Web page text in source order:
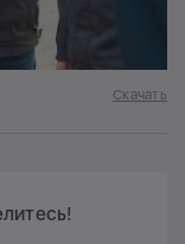
Скачать